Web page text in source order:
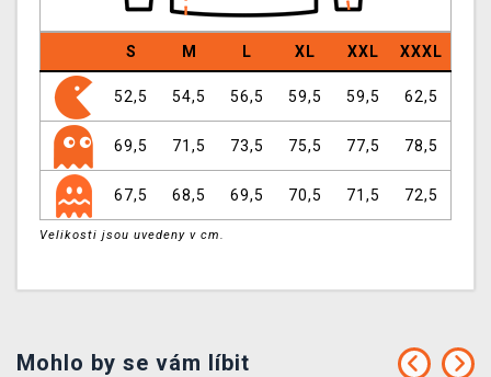
S M L XL XXL XXXL
52,5 54,5 56,5 59,5 59,5 62,5
69,5 71,5 73,5 75,5 77,5 78,5
67,5 68,5 69,5 70,5 71,5 72,5
Velikosti jsou uvedeny v cm.
Mohlo by se vám líbit